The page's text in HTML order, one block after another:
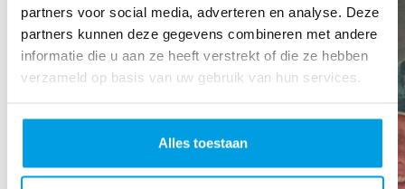
partners voor social media, adverteren en analyse. Deze
partners kunnen deze gegevens combineren met andere
informatie die u aan ze heeft verstrekt of die ze hebben
verzameld op basis van uw gebruik van hun services.
Alles toestaan